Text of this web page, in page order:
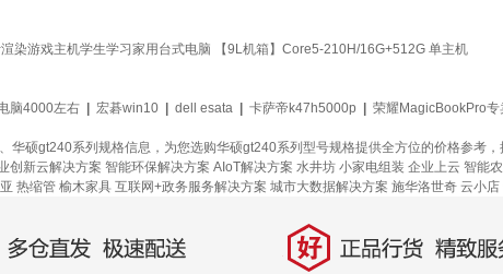
染游戏主机学生学习家用台式电脑 【9L机箱】Core5-210H/16G+512G 单主机
脑4000左右 宏碁win10 dell esata 卡萨帝k47h5000p 荣耀MagicBookPro专
硕gt240系列规格信息，为您选购华硕gt240系列型号规格提供全方位的价格参考，
创新云解决方案 智能环保解决方案 AIoT解决方案 水井坊 小家电组装 企业上云 智能
热缩管 榆木家具 互联网+政务服务解决方案 城市大数据解决方案 施华洛世奇 云小店
仓直发，极速配送 好 正品行货，精致服务